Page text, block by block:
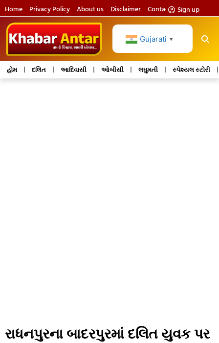
Home Privacy Policy About us Disclaimer Contact usSign up
Gujarati ▼
હોમ દલિત આદિવાસી ઓબીસી લઘુમતી સ્પેશ્યલ સ્ટોરી
રાધનપુરના બાદરપુરમાં દલિત યુવક પર